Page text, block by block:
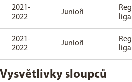
2021-
2022
Junioři
2021-
2022
Junioři
Vysvětlivky sloupců